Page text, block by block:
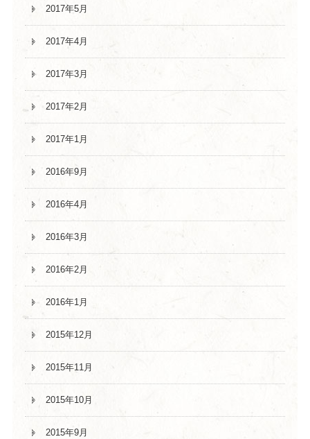
2017年5月
2017年4月
2017年3月
2017年2月
2017年1月
2016年9月
2016年4月
2016年3月
2016年2月
2016年1月
2015年12月
2015年11月
2015年10月
2015年9月